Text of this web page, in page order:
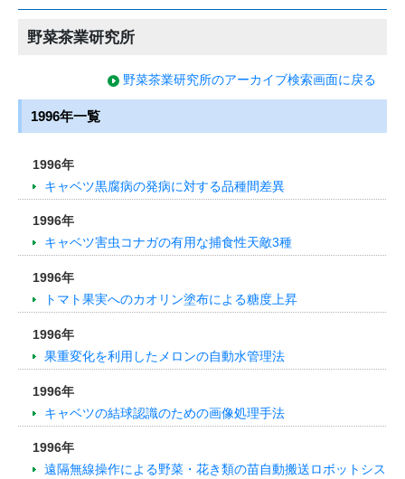
野菜茶業研究所
野菜茶業研究所のアーカイブ検索画面に戻る
1996年一覧
1996年
キャベツ黒腐病の発病に対する品種間差異
1996年
キャベツ害虫コナガの有用な捕食性天敵3種
1996年
トマト果実へのカオリン塗布による糖度上昇
1996年
果重変化を利用したメロンの自動水管理法
1996年
キャベツの結球認識のための画像処理手法
1996年
遠隔無線操作による野菜・花き類の苗自動搬送ロボットシス